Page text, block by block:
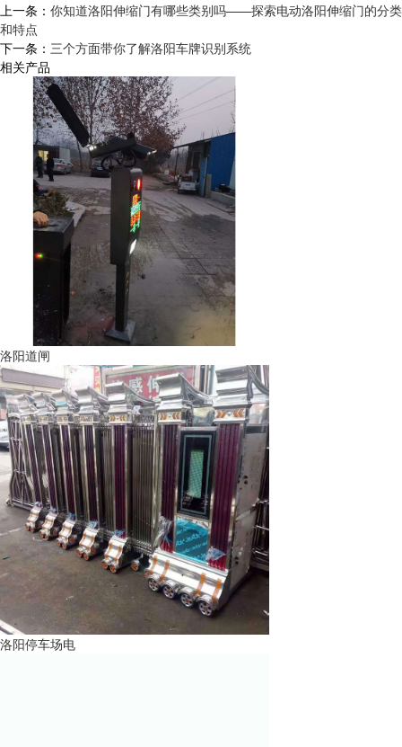
上一条： 你知道洛阳伸缩门有哪些类别吗——探索电动洛阳伸缩门的分类
和特点
下一条： 三个方面带你了解洛阳车牌识别系统
相关产品
洛阳道闸
洛阳停车场电